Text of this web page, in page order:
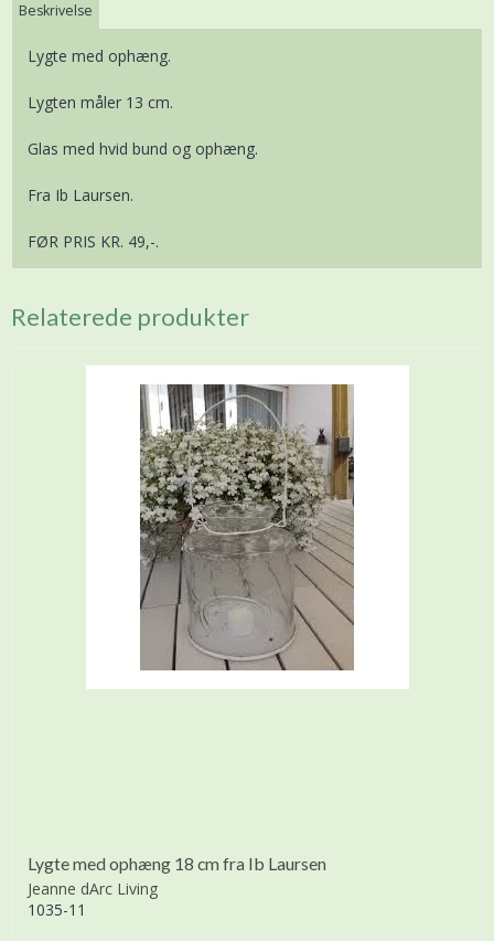
Beskrivelse
Lygte med ophæng.
Lygten måler 13 cm.
Glas med hvid bund og ophæng.
Fra Ib Laursen.
FØR PRIS KR. 49,-.
Relaterede produkter
Lygte med ophæng 18 cm fra Ib Laursen
Jeanne dArc Living
1035-11